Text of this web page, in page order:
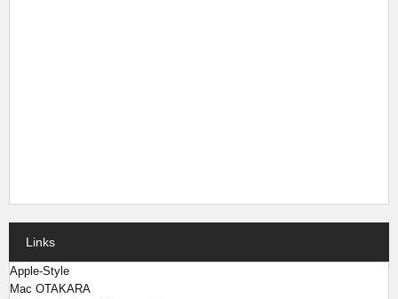
Links
Apple-Style
Mac OTAKARA